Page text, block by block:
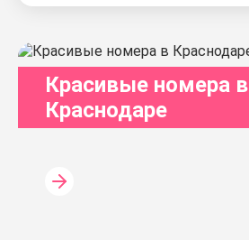
Красивые номера в
Краснодаре